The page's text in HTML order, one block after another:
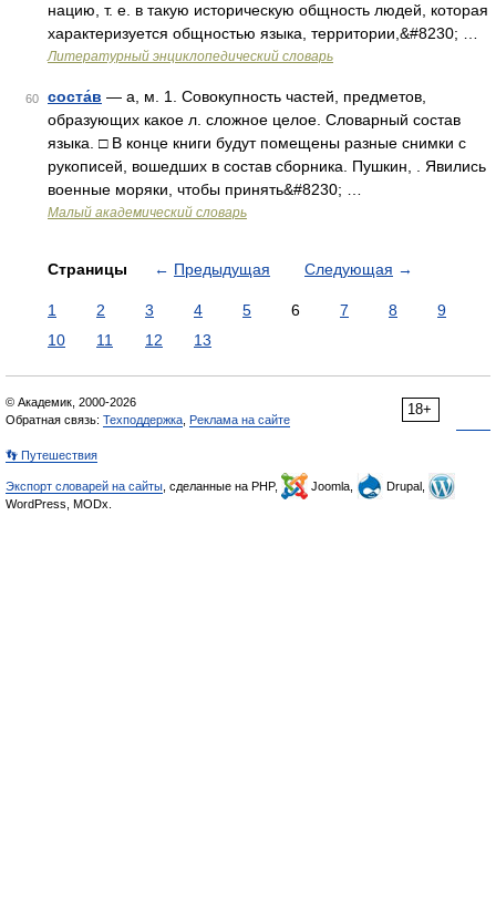
нацию, т. е. в такую историческую общность людей, которая
характеризуется общностью языка, территории,&#8230; …
Литературный энциклопедический словарь
60 соста́в — а, м. 1. Совокупность частей, предметов,
образующих какое л. сложное целое. Словарный состав
языка. □ В конце книги будут помещены разные снимки с
рукописей, вошедших в состав сборника. Пушкин, . Явились
военные моряки, чтобы принять&#8230; …
Малый академический словарь
Страницы ← Предыдущая Следующая →
1 2 3 4 5 6 7 8
9
10
11 12 13
18+
© Академик, 2000-2026
Обратная связь: Техподдержка Реклама на сайте
👣 Путешествия
Экспорт словарей на сайты , сделанные на PHP, Joomla,
Drupal,
WordPress, MODx.